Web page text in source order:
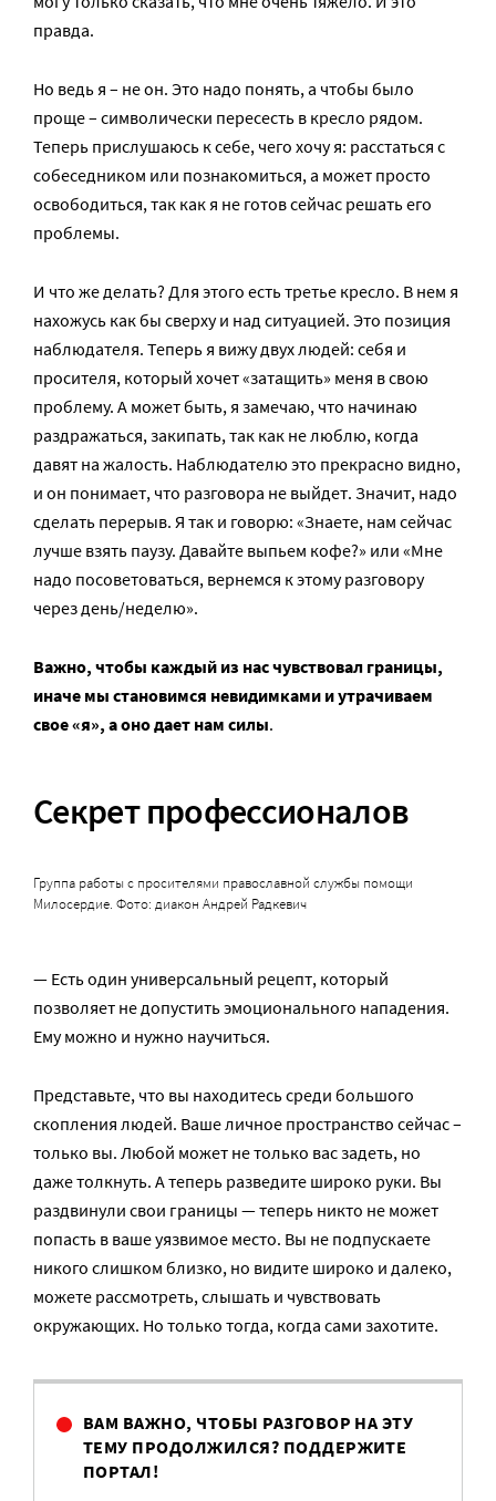
правда.
Но ведь я – не он. Это надо понять, а чтобы было
проще – символически пересесть в кресло рядом.
Теперь прислушаюсь к себе, чего хочу я: расстаться с
собеседником или познакомиться, а может просто
освободиться, так как я не готов сейчас решать его
проблемы.
И что же делать? Для этого есть третье кресло. В нем я
нахожусь как бы сверху и над ситуацией. Это позиция
наблюдателя. Теперь я вижу двух людей: себя и
просителя, который хочет «затащить» меня в свою
проблему. А может быть, я замечаю, что начинаю
раздражаться, закипать, так как не люблю, когда
давят на жалость. Наблюдателю это прекрасно видно,
и он понимает, что разговора не выйдет. Значит, надо
сделать перерыв. Я так и говорю: «Знаете, нам сейчас
лучше взять паузу. Давайте выпьем кофе?» или «Мне
надо посоветоваться, вернемся к этому разговору
через день/неделю».
Важно, чтобы каждый из нас чувствовал границы,
иначе мы становимся невидимками и утрачиваем
свое «я», а оно дает нам силы.
Секрет профессионалов
Группа работы с просителями православной службы помощи
Милосердие. Фото: диакон Андрей Радкевич
— Есть один универсальный рецепт, который
позволяет не допустить эмоционального нападения.
Ему можно и нужно научиться.
Представьте, что вы находитесь среди большого
скопления людей. Ваше личное пространство сейчас –
только вы. Любой может не только вас задеть, но
даже толкнуть. А теперь разведите широко руки. Вы
раздвинули свои границы — теперь никто не может
попасть в ваше уязвимое место. Вы не подпускаете
никого слишком близко, но видите широко и далеко,
можете рассмотреть, слышать и чувствовать
окружающих. Но только тогда, когда сами захотите.
ВАМ ВАЖНО, ЧТОБЫ РАЗГОВОР НА ЭТУ
ТЕМУ ПРОДОЛЖИЛСЯ? ПОДДЕРЖИТЕ
ПОРТАЛ!